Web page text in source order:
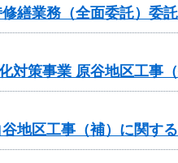
繕業務（全面委託）委
対策事業 原谷地区工事
地区工事（補）に関す